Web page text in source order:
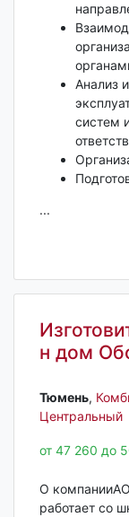
Анализ
систем
...
н дом
Тюмень‎,
Центральный
от 47 260 до
О компанииАО
работает со